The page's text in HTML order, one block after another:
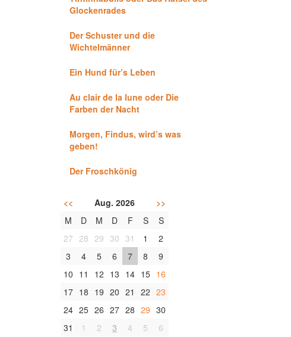
Glockenrades
Der Schuster und die
Wichtelmänner
Ein Hund für’s Leben
Au clair de la lune oder Die
Farben der Nacht
Morgen, Findus, wird’s was
geben!
Der Froschkönig
<< Aug. 2026
>>
M
D M D F S
S
27 28 29 30 31 1
2
3
4 5 6 7 8
9
10 11 12 13 14 15 16
17 18 19 20 21 22 23
24 25 26 27 28 29 30
31
1 2 3 4 5 6